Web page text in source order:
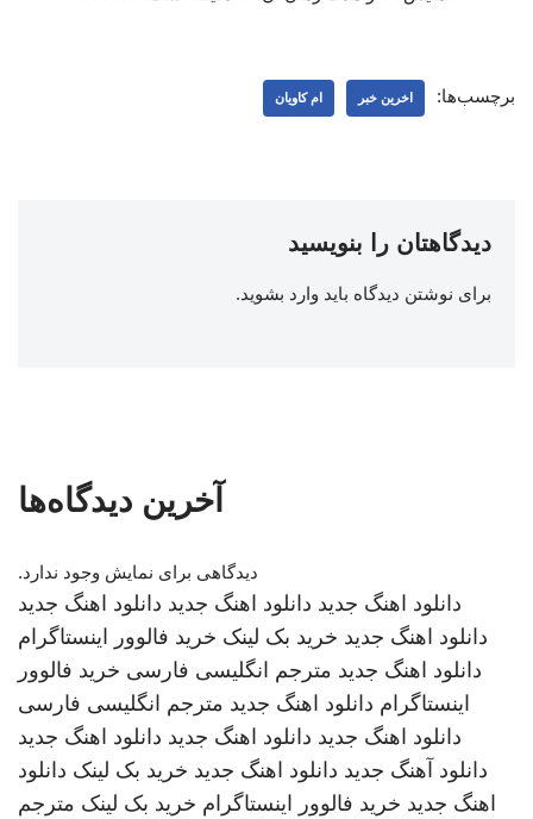
برچسب‌ها: اخرین خبر ام کاویان
دیدگاهتان را بنویسید
برای نوشتن دیدگاه باید وارد بشوید.
آخرین دیدگاه‌ها
دیدگاهی برای نمایش وجود ندارد.
دانلود اهنگ جدید دانلود اهنگ جدید دانلود اهنگ جدید
دانلود اهنگ جدید خرید بک لینک خرید فالوور اینستاگرام
دانلود اهنگ جدید مترجم انگلیسی فارسی خرید فالوور
اینستاگرام دانلود اهنگ جدید مترجم انگلیسی فارسی
دانلود اهنگ جدید دانلود اهنگ جدید دانلود اهنگ جدید
دانلود آهنگ جدید دانلود اهنگ جدید خرید بک لینک دانلود
اهنگ جدید خرید فالوور اینستاگرام خرید بک لینک مترجم